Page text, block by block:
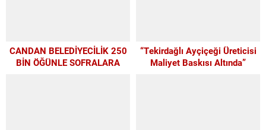
CANDAN BELEDİYECİLİK 250
BİN ÖĞÜNLE SOFRALARA
“Tekirdağlı Ayçiçeği Üreticisi
Maliyet Baskısı Altında”